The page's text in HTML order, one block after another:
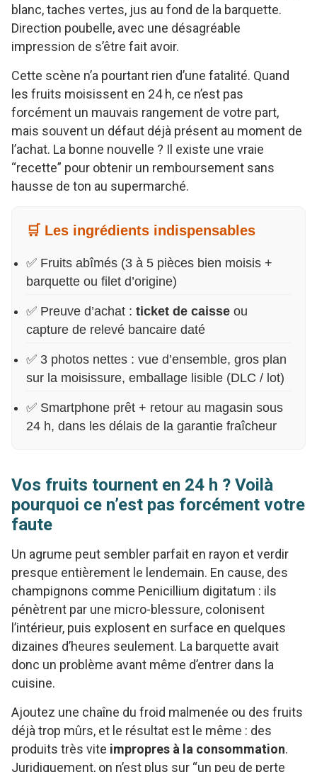
blanc, taches vertes, jus au fond de la barquette.
Direction poubelle, avec une désagréable
impression de s’être fait avoir.
Cette scène n’a pourtant rien d’une fatalité. Quand
les fruits moisissent en 24 h, ce n’est pas
forcément un mauvais rangement de votre part,
mais souvent un défaut déjà présent au moment de
l’achat. La bonne nouvelle ? Il existe une vraie
“recette” pour obtenir un remboursement sans
hausse de ton au supermarché.
🛒 Les ingrédients indispensables
✅ Fruits abîmés (3 à 5 pièces bien moisis +
barquette ou filet d’origine)
✅ Preuve d’achat : ticket de caisse ou
capture de relevé bancaire daté
✅ 3 photos nettes : vue d’ensemble, gros plan
sur la moisissure, emballage lisible (DLC / lot)
✅ Smartphone prêt + retour au magasin sous
24 h, dans les délais de la garantie fraîcheur
Vos fruits tournent en 24 h ? Voilà
pourquoi ce n’est pas forcément votre
faute
Un agrume peut sembler parfait en rayon et verdir
presque entièrement le lendemain. En cause, des
champignons comme Penicillium digitatum : ils
pénètrent par une micro-blessure, colonisent
l’intérieur, puis explosent en surface en quelques
dizaines d’heures seulement. La barquette avait
donc un problème avant même d’entrer dans la
cuisine.
Ajoutez une chaîne du froid malmenée ou des fruits
déjà trop mûrs, et le résultat est le même : des
produits très vite impropres à la consommation.
Juridiquement, on n’est plus sur “un peu de perte